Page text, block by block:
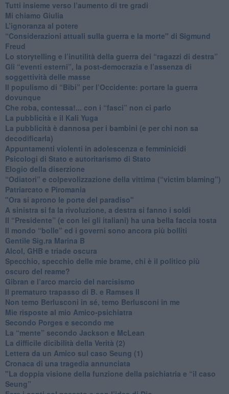
​Tutti insieme verso l’aumento di tre gradi
Mi chiamo Giulia
L’ignoranza al potere
​“Considerazioni attuali sulla guerra e la morte" di Sigmund
Freud
​Lo storytelling e l’inutilità della guerra dei “ragazzi di destra”
​Gli “eventi esterni”, la post-democrazia e l’assenza di
soggettività delle masse
​Il populismo di “Bibi” per l’Occidente: portare la guerra
dovunque
​Che roba, contessa!... con i “fasci” non ci parlo
La pubblicità e il Kali Yuga
​La pubblicità è dannosa per i bambini (e per chi non sa
decodificarla)
​Appuntamenti violenti in adolescenza e femminicidi
​Psicologi di Stato e autoritarismo di Stato
Elogio della diserzione
“Odiatori” e colpevolizzazione della vittima (“victim blaming”)
​Patriarcato e Piromania
"Ora si aprono le porte del paradiso"
​A sinistra si fa la rivoluzione, a destra si fanno i soldi
​Il “Presidente” (e con lei gli italiani) ha una bella faccia tosta
​Il mondo “bolle” ed i governi sono ancora più bolliti
​Gentile Sig.ra Marina B
​Alcol, GHB e triade oscura
​Specchio, specchio delle mie brame, chi è il politico più
oscuro del reame?
​Gibran e l’arco marcio del narcisismo
​Il prematuro trapasso di B. e Ramses II
​Non temo Berlusconi in sé, temo Berlusconi in me
​Mie risposte al mio Amico-psichiatra
​Secondo Porges e secondo me
​La “mente” secondo Jackson e McLean
La difficile dicibilità della Verità (2)
​Lettera da un Amico sul caso Seung (1)
​Cronaca di una tragedia annunciata
"​La doppia visione della funzione della psichiatria e “il caso
Seung”